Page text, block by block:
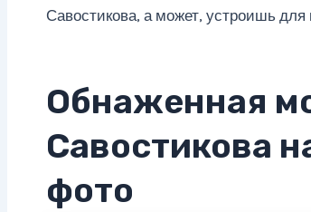
Савостикова, а может, устроишь для
Обнаженная
Савостикова
фото